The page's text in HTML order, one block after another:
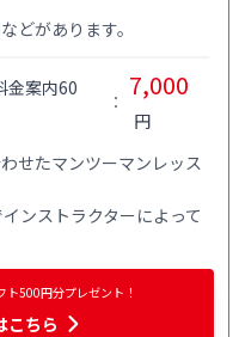
どがあります。
金案内60
： 7,000
円
せたマンツーマンレッス
ンストラクターによって
500円分プレゼント！
こちら